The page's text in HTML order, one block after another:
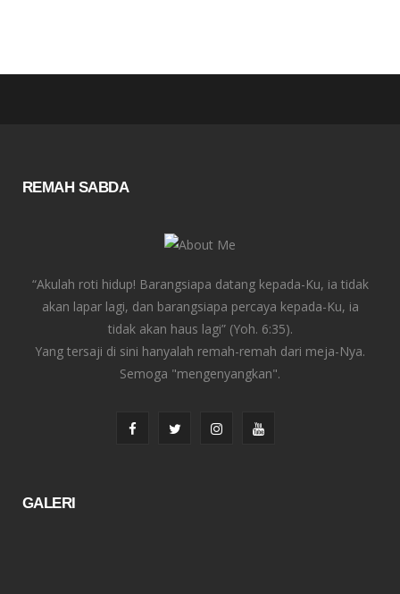
REMAH SABDA
“Akulah roti hidup! Barangsiapa datang kepada-Ku, ia tidak
akan lapar lagi, dan barangsiapa percaya kepada-Ku, ia
tidak akan haus lagi” (Yoh. 6:35).
Yang tersaji di sini hanyalah remah-remah dari meja-Nya.
Semoga "mengenyangkan".
T
I
Y
GALERI